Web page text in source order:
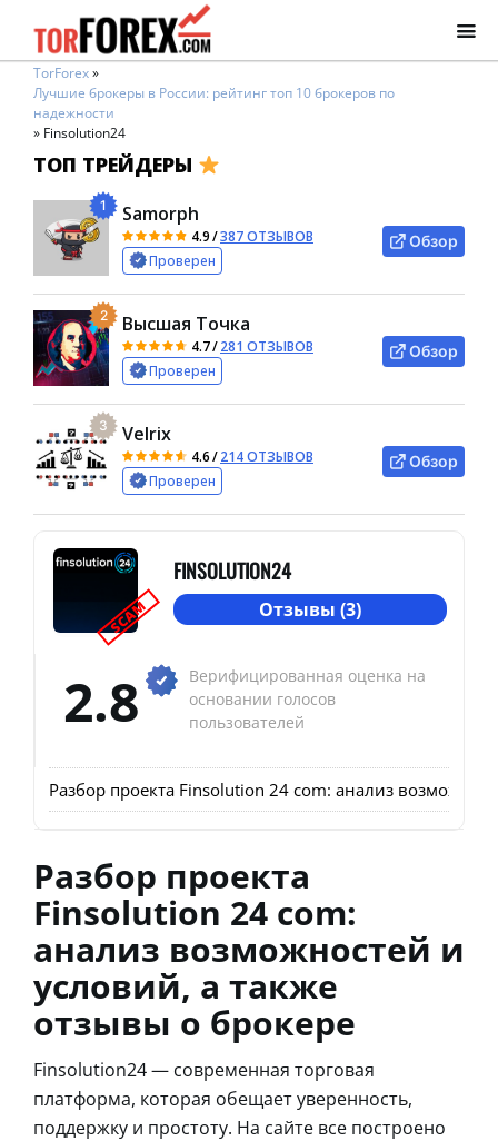
TorForex»
Лучшие брокеры в России: рейтинг топ 10 брокеров по
надежности
» Finsolution24
ТОП ТРЕЙДЕРЫ
1 Samorph
4.9/387 ОТЗЫВОВ
Проверен
Обзор
2 Высшая Точка
4.7/281 ОТЗЫВОВ
Проверен
Обзор
3 Velrix
4.6/214 ОТЗЫВОВ
Проверен
Обзор
SCAM
FINSOLUTION24
Отзывы (3)
2.8
Верифицированная оценка на
основании голосов
пользователей
Разбор проекта Finsolution 24 com: анализ
Разбор проекта
Finsolution 24 com:
анализ возможностей и
условий, а также
отзывы о брокере
Finsolution24 — современная торговая
платформа, которая обещает уверенность,
поддержку и простоту. На сайте все построено